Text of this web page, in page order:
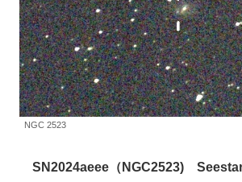
NGC 2523
SN2024aeee（NGC2523)